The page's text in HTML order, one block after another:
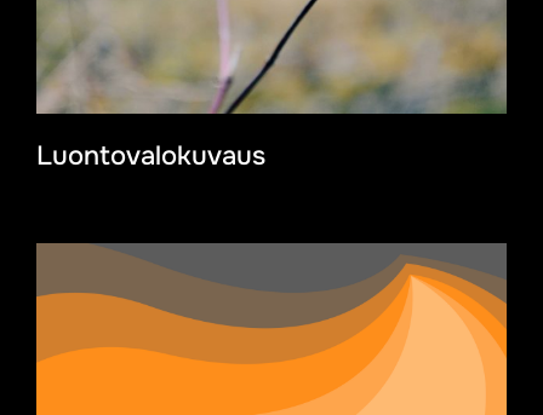
Luontovalokuvaus